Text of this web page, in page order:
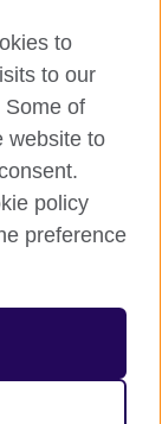
reprezentującą
to
to our
Some of
website to
policy
preference